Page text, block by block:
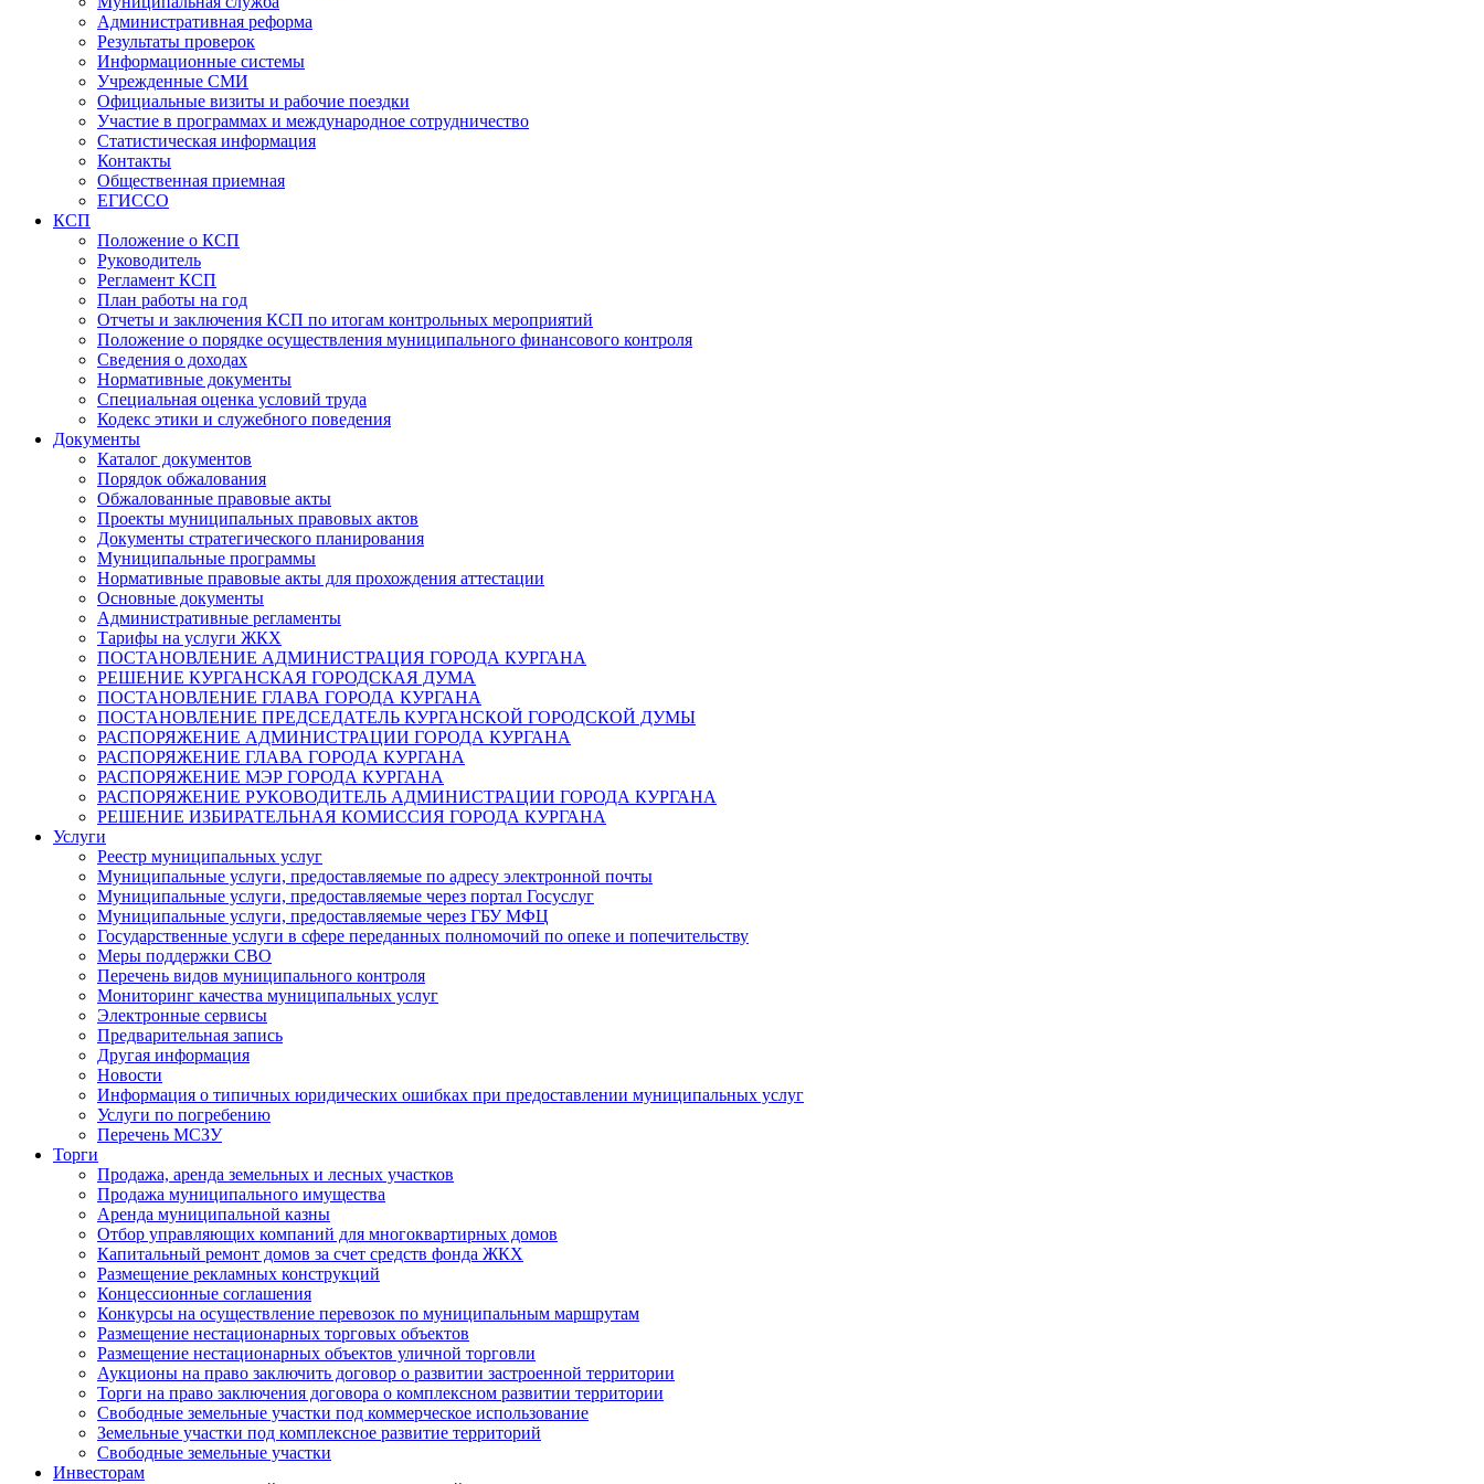
Административная реформа
Результаты проверок
Информационные системы
Учрежденные СМИ
Официальные визиты и рабочие поездки
Участие в программах и международное сотрудничество
Статистическая информация
Контакты
Общественная приемная
ЕГИССО
КСП
Положение о КСП
Руководитель
Регламент КСП
План работы на год
Отчеты и заключения КСП по итогам контрольных мероприятий
Положение о порядке осуществления муниципального финансового контроля
Сведения о доходах
Нормативные документы
Специальная оценка условий труда
Кодекс этики и служебного поведения
Документы
Каталог документов
Порядок обжалования
Обжалованные правовые акты
Проекты муниципальных правовых актов
Документы стратегического планирования
Муниципальные программы
Нормативные правовые акты для прохождения аттестации
Основные документы
Административные регламенты
Тарифы на услуги ЖКХ
ПОСТАНОВЛЕНИЕ АДМИНИСТРАЦИЯ ГОРОДА КУРГАНА
РЕШЕНИЕ КУРГАНСКАЯ ГОРОДСКАЯ ДУМА
ПОСТАНОВЛЕНИЕ ГЛАВА ГОРОДА КУРГАНА
ПОСТАНОВЛЕНИЕ ПРЕДСЕДАТЕЛЬ КУРГАНСКОЙ ГОРОДСКОЙ ДУМЫ
РАСПОРЯЖЕНИЕ АДМИНИСТРАЦИИ ГОРОДА КУРГАНА
РАСПОРЯЖЕНИЕ ГЛАВА ГОРОДА КУРГАНА
РАСПОРЯЖЕНИЕ МЭР ГОРОДА КУРГАНА
РАСПОРЯЖЕНИЕ РУКОВОДИТЕЛЬ АДМИНИСТРАЦИИ ГОРОДА КУРГАНА
РЕШЕНИЕ ИЗБИРАТЕЛЬНАЯ КОМИССИЯ ГОРОДА КУРГАНА
Услуги
Реестр муниципальных услуг
Муниципальные услуги, предоставляемые по адресу электронной почты
Муниципальные услуги, предоставляемые через портал Госуслуг
Муниципальные услуги, предоставляемые через ГБУ МФЦ
Государственные услуги в сфере переданных полномочий по опеке и попечительству
Меры поддержки СВО
Перечень видов муниципального контроля
Мониторинг качества муниципальных услуг
Электронные сервисы
Предварительная запись
Другая информация
Новости
Информация о типичных юридических ошибках при предоставлении муниципальных услуг
Услуги по погребению
Перечень МСЗУ
Торги
Продажа, аренда земельных и лесных участков
Продажа муниципального имущества
Аренда муниципальной казны
Отбор управляющих компаний для многоквартирных домов
Капитальный ремонт домов за счет средств фонда ЖКХ
Размещение рекламных конструкций
Концессионные соглашения
Конкурсы на осуществление перевозок по муниципальным маршрутам
Размещение нестационарных торговых объектов
Размещение нестационарных объектов уличной торговли
Аукционы на право заключить договор о развитии застроенной территории
Торги на право заключения договора о комплексном развитии территории
Свободные земельные участки под коммерческое использование
Земельные участки под комплексное развитие территорий
Свободные земельные участки
Инвесторам